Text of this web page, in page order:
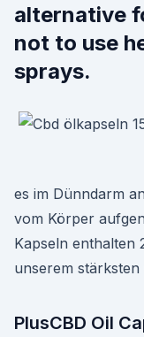
alternative
not to use
sprays.
es im Dünndarm
vom Körper
Kapseln enthalten
unserem
PlusCBD Oil